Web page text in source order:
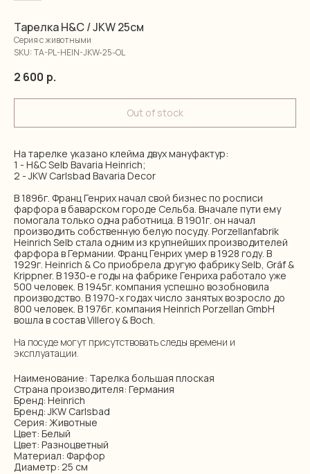
Тарелка H&C / JKW 25см
Серия с животными
SKU:TA-PL-HEIN-JKW-25-OL
2 600 р.
Out of stock
На тарелке указано клейма двух мануфактур:
1 - H&C Selb Bavaria Heinrich;
2 - JKW Carlsbad Bavaria Decor
В 1896г. Франц Генрих начал свой бизнес по росписи
фарфора в баварском городе Сельба. Вначале пути ему
помогала только одна работница. В 1901г. он начал
производить собственную белую посуду. Porzellanfabrik
Heinrich Selb стала одним из крупнейших производителей
фарфора в Германии. Франц Генрих умер в 1928 году. В
1929г. Heinrich & Co приобрела другую фабрику Selb, Gräf &
Krippner. В 1930-е годы на фабрике Генриха работало уже
500 человек. В 1945г. компания успешно возобновила
производство. В 1970-х годах число занятых возросло до
800 человек. В 1976г. компания Heinrich Porzellan GmbH
вошла в состав Villeroy & Boch.
На посуде могут присутствовать следы времени и
эксплуатации.
Наименование: Тарелка большая плоская
Страна производителя: Германия
Бренд: Heinrich
Бренд: JKW Carlsbad
Серия: Животные
Цвет: Белый
Цвет: Разноцветный
Материал: Фарфор
Диаметр: 25 см